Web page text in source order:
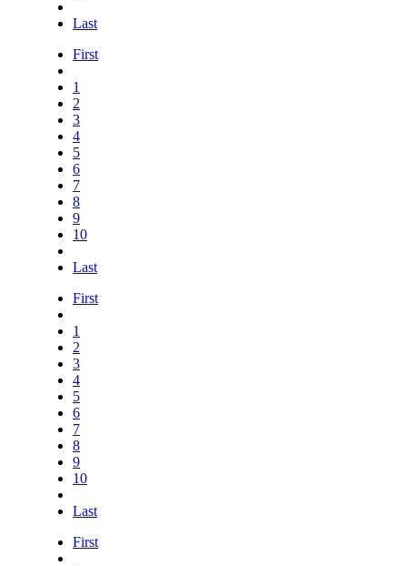
Last
First
1
2
3
4
5
6
7
8
9
10
Last
First
1
2
3
4
5
6
7
8
9
10
Last
First